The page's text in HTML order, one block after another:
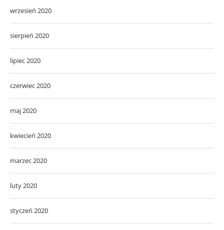
wrzesień 2020
sierpień 2020
lipiec 2020
czerwiec 2020
maj 2020
kwiecień 2020
marzec 2020
luty 2020
styczeń 2020